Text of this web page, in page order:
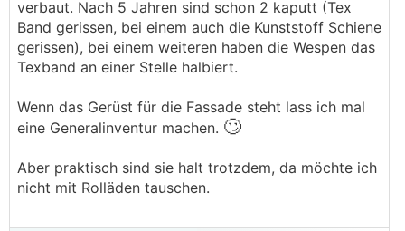
verbaut. Nach 5 Jahren sind schon 2 kaputt (Tex
Band gerissen, bei einem auch die Kunststoff Schiene
gerissen), bei einem weiteren haben die Wespen das
Texband an einer Stelle halbiert.
Wenn das Gerüst für die Fassade steht lass ich mal
eine Generalinventur machen. 🙄
Aber praktisch sind sie halt trotzdem, da möchte ich
nicht mit Rolläden tauschen.